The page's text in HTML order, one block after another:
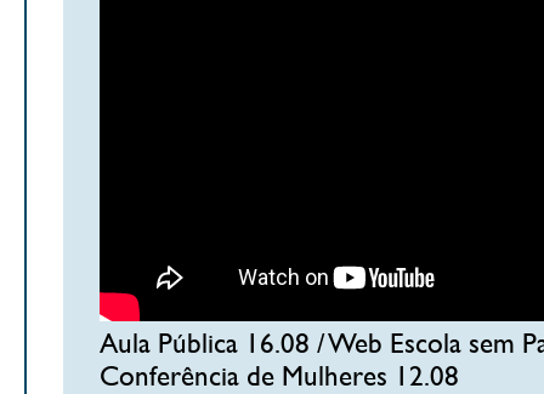
Aula Pública 16.08 / Web Escola sem
Conferência de Mulheres 12.08